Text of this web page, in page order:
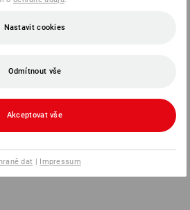
Nastavit cookies
Odmítnout vše
Akceptovat vše
dat | Impressum